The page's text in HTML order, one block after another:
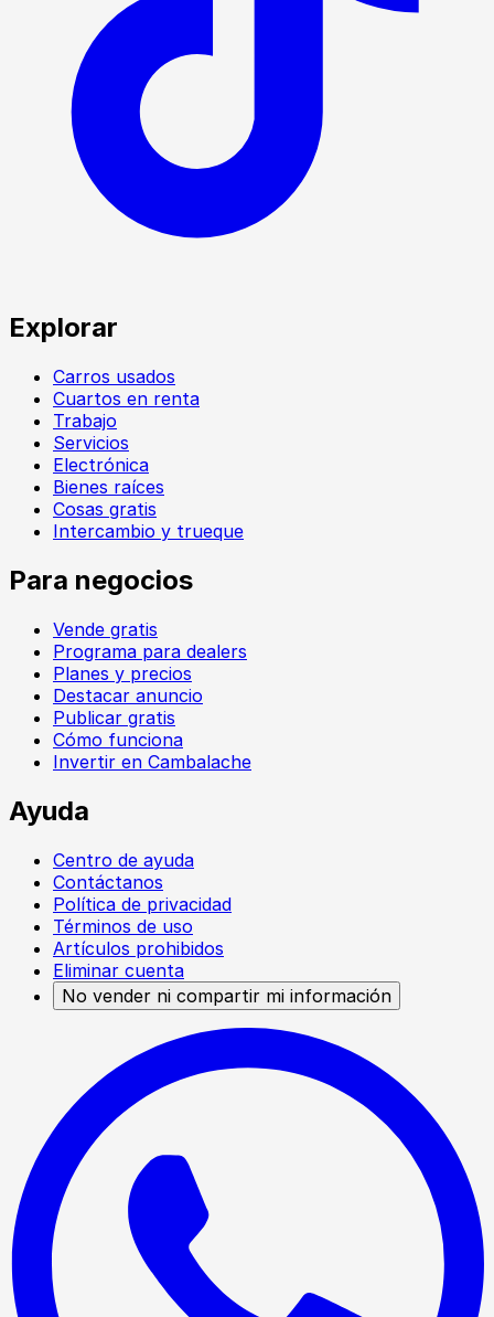
Explorar
Carros usados
Cuartos en renta
Trabajo
Servicios
Electrónica
Bienes raíces
Cosas gratis
Intercambio y trueque
Para negocios
Vende gratis
Programa para dealers
Planes y precios
Destacar anuncio
Publicar gratis
Cómo funciona
Invertir en Cambalache
Ayuda
Centro de ayuda
Contáctanos
Política de privacidad
Términos de uso
Artículos prohibidos
Eliminar cuenta
No vender ni compartir mi información